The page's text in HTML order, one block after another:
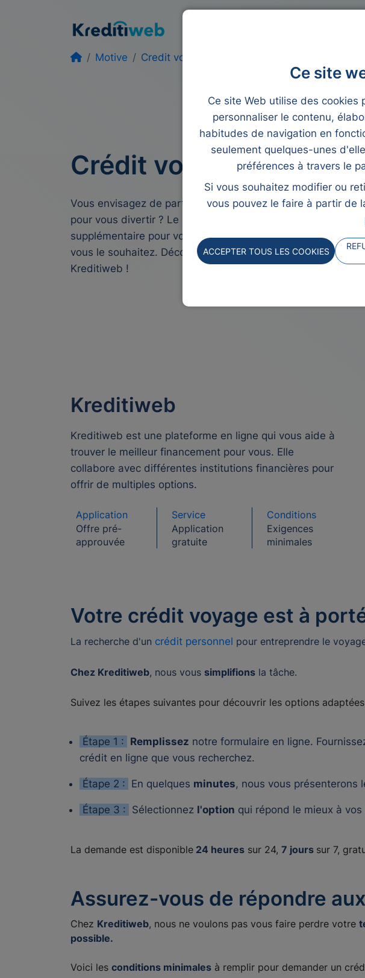
Ce site
Ce site Web utilise des
personnaliser le contenu,
habitudes de navigation en
seulement quelques-unes
préférences à travers le
Si vous souhaitez modifier ou
vous pouvez le faire à partir de
ACCEPTER TOUS LES COOKIES
Motive Credit voyage
Crédit voyage
Vous envisagez de partir en voyage et de prendre quelques
pour vous divertir ? Le crédit voyage vous offre une aide
supplémentaire pour vous permettre de séjourner où et
vous le souhaitez. Découvrez tout ce que vous devez savoir
Kreditiweb !
Kreditiweb
Kreditiweb est une plateforme en ligne qui vous aide à
trouver le meilleur financement pour vous. Elle
collabore avec différentes institutions financières pour
offrir de multiples options.
Application
Offre pré-
approuvée
Service
Application
gratuite
Conditions
Exigences
minimales
Votre crédit voyage est à
La recherche d'un crédit personnel pour entreprendre le
Chez Kreditiweb, nous vous simplifions la tâche.
Suivez les étapes suivantes pour découvrir les options
Étape 1 : Remplissez notre formulaire en ligne.
crédit en ligne que vous recherchez.
Étape 2 : En quelques minutes, nous vous présenterons
Étape 3 : Sélectionnez l'option qui répond le mieux à vos
La demande est disponible 24 heures sur 24, 7 jours sur 7,
Assurez-vous de répondre
Chez Kreditiweb, nous ne voulons pas vous faire perdre votre
possible.
Voici les conditions minimales à remplir pour demander un